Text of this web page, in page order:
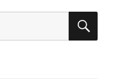
検